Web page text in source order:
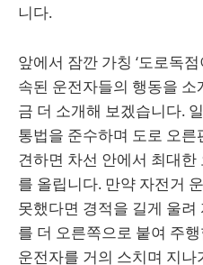
니다.
앞에서 잠깐 가칭 ‘도로독
속된 운전자들의 행동을
금 더 소개해 보겠습니다.
통법을 준수하며 도로 오
견하면 차선 안에서 최대
를 올립니다. 만약 자전거
못했다면 경적을 길게 울
를 더 오른쪽으로 붙여 주
운전자를 거의 스치며 지